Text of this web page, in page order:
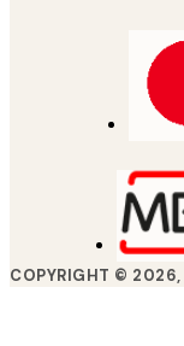
COPYRIGHT © 2026,